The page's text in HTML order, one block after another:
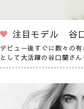
注目モデル 谷
デビュー後すぐに数々の
として大活躍の谷口蘭さん